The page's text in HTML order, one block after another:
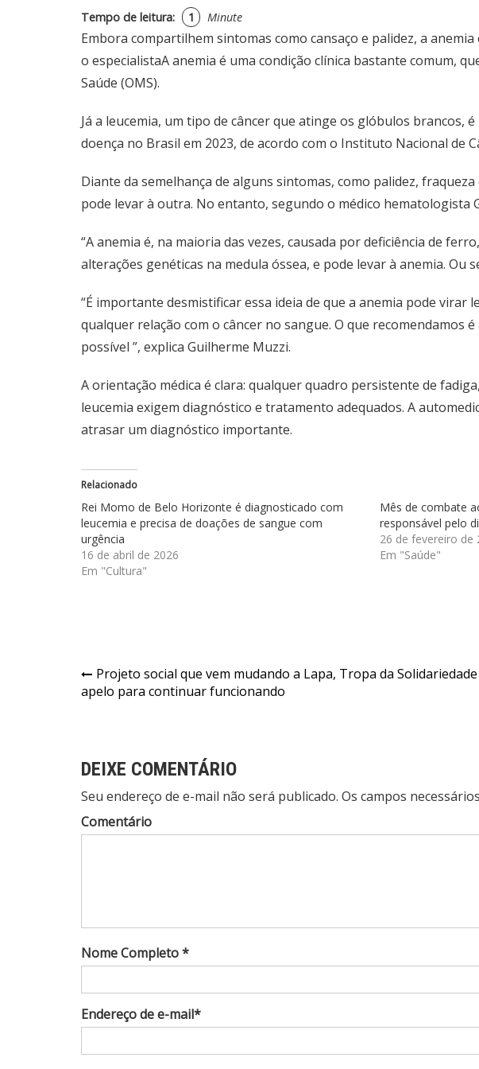
Tempo de leitura: 1 Minute
Embora compartilhem sintomas como cansaço e palidez, a
o especialistaA anemia é uma condição clínica bastante comum,
Saúde (OMS).
Já a leucemia, um tipo de câncer que atinge os glóbulos brancos,
doença no Brasil em 2023, de acordo com o Instituto Nacional de
Diante da semelhança de alguns sintomas, como palidez,
pode levar à outra. No entanto, segundo o médico hematologista
“A anemia é, na maioria das vezes, causada por deficiência de
alterações genéticas na medula óssea, e pode levar à anemia. Ou
“É importante desmistificar essa ideia de que a anemia pode
qualquer relação com o câncer no sangue. O que
possível ”, explica Guilherme Muzzi.
A orientação médica é clara: qualquer quadro persistente de
leucemia exigem diagnóstico e tratamento adequados. A
atrasar um diagnóstico importante.
Relacionado
Rei Momo de Belo Horizonte é diagnosticado com
leucemia e precisa de doações de sangue com
urgência
16 de abril de 2026
Em "Cultura"
Mês de combate
responsável pelo
26 de fevereiro de
Em "Saúde"
Navegação
de
Projeto social que vem mudando a Lapa, Tropa da
apelo para continuar funcionando
DEIXE COMENTÁRIO
Seu endereço de e-mail não será publicado. Os campos
Comentário
Nome Completo *
Endereço de e-mail*